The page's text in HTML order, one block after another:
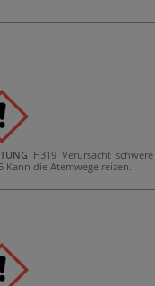
H319 Verursacht
Kann die Atemwege reizen.